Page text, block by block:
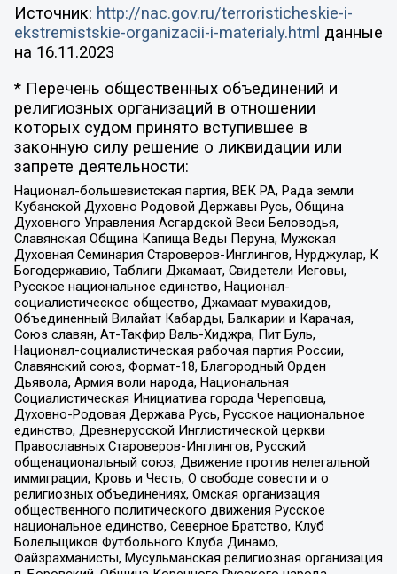
Источник: http://nac.gov.ru/terroristicheskie-i-
ekstremistskie-organizacii-i-materialy.html данные
на 16.11.2023
* Перечень общественных объединений и
религиозных организаций в отношении
которых судом принято вступившее в
законную силу решение о ликвидации или
запрете деятельности:
Национал-большевистская партия, ВЕК РА, Рада земли
Кубанской Духовно Родовой Державы Русь, Община
Духовного Управления Асгардской Веси Беловодья,
Славянская Община Капища Веды Перуна, Мужская
Духовная Семинария Староверов-Инглингов, Нурджулар, К
Богодержавию, Таблиги Джамаат, Свидетели Иеговы,
Русское национальное единство, Национал-
социалистическое общество, Джамаат мувахидов,
Объединенный Вилайат Кабарды, Балкарии и Карачая,
Союз славян, Ат-Такфир Валь-Хиджра, Пит Буль,
Национал-социалистическая рабочая партия России,
Славянский союз, Формат-18, Благородный Орден
Дьявола, Армия воли народа, Национальная
Социалистическая Инициатива города Череповца,
Духовно-Родовая Держава Русь, Русское национальное
единство, Древнерусской Инглистической церкви
Православных Староверов-Инглингов, Русский
общенациональный союз, Движение против нелегальной
иммиграции, Кровь и Честь, О свободе совести и о
религиозных объединениях, Омская организация
общественного политического движения Русское
национальное единство, Северное Братство, Клуб
Болельщиков Футбольного Клуба Динамо,
Файзрахманисты, Мусульманская религиозная организация